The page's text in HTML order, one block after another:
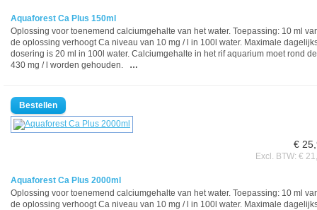
Aquaforest Ca Plus 150ml
Oplossing voor toenemend calciumgehalte van het water. Toepassing: 10 ml
de oplossing verhoogt Ca niveau van 10 mg / l in 100l water. Maximale
dosering is 20 ml in 100l water. Calciumgehalte in het rif aquarium moet rond de
430 mg / l worden gehouden. …
€
Excl. BTW: €
Aquaforest Ca Plus 2000ml
Oplossing voor toenemend calciumgehalte van het water. Toepassing: 10 ml
de oplossing verhoogt Ca niveau van 10 mg / l in 100l water. Maximale